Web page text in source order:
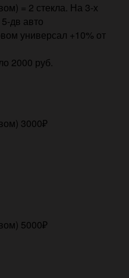
= 2 стекла. На 3-х
дв авто
универсал +10% от
2000 руб.
3000₽
5000₽